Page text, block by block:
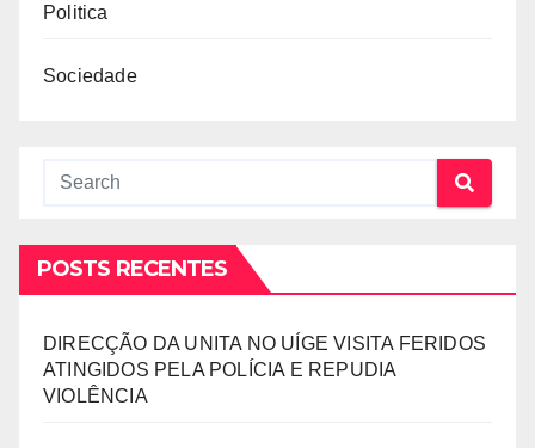
Politica
Sociedade
POSTS RECENTES
DIRECÇÃO DA UNITA NO UÍGE VISITA FERIDOS
ATINGIDOS PELA POLÍCIA E REPUDIA
VIOLÊNCIA